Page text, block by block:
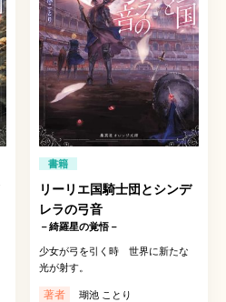
書籍
リーリエ国騎士団とシンデ
レラの弓音
－綺羅星の覚悟－
少女が弓を引く時 世界に新たな
光が射す。
著者 瑚池 ことり